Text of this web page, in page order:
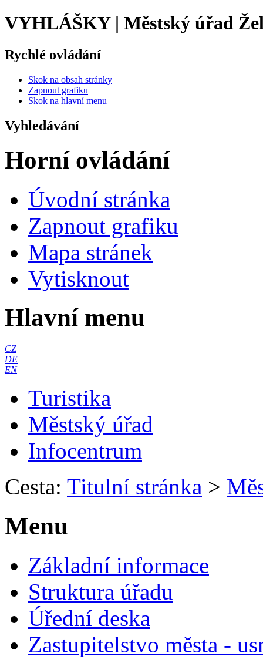
VYHLÁŠKY | Městský úřad
Rychlé ovládání
Skok na obsah stránky
Zapnout grafiku
Skok na hlavní menu
Vyhledávání
Horní ovládání
Úvodní stránka
Zapnout grafiku
Mapa stránek
Vytisknout
Hlavní menu
CZ
DE
EN
Turistika
Městský úřad
Infocentrum
Cesta: Titulní stránka >
Menu
Základní informace
Struktura úřadu
Úřední deska
Zastupitelstvo města -